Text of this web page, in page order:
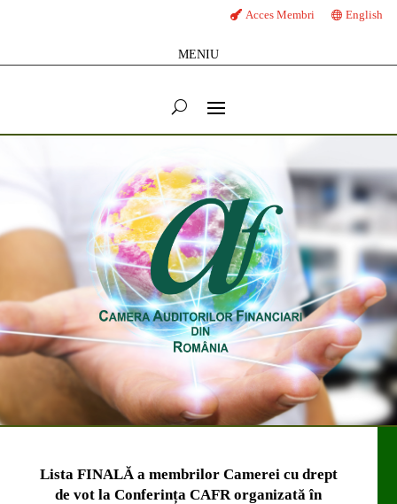
Acces Membri English
MENIU
Lista FINALĂ a membrilor Camerei cu drept
de vot la Conferința CAFR organizatăîn